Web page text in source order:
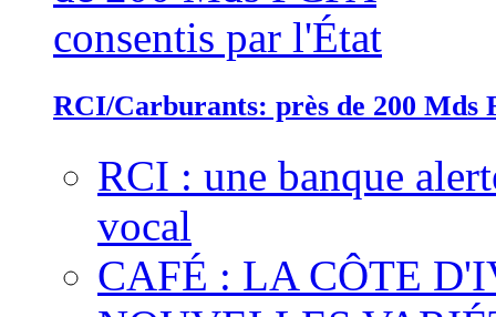
RCI/Carburants: près de 200 Mds
RCI : une banque
vocal
CAFÉ : LA CÔTE